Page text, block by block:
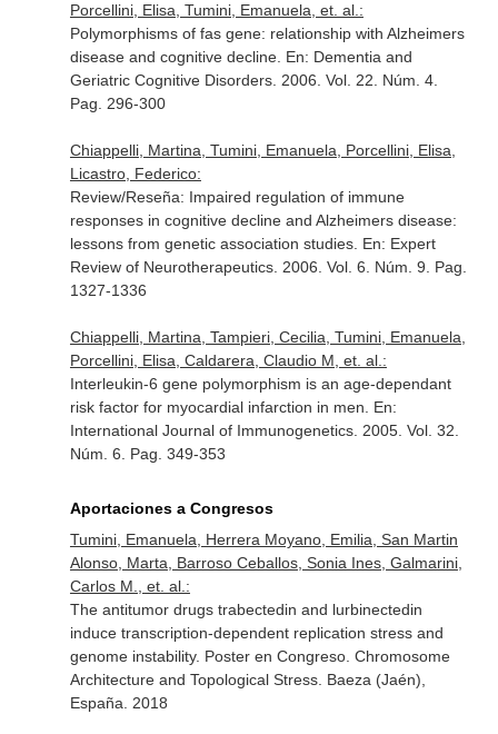
Porcellini, Elisa, Tumini, Emanuela, et. al.:
Polymorphisms of fas gene: relationship with Alzheimers
disease and cognitive decline. En: Dementia and
Geriatric Cognitive Disorders. 2006. Vol. 22. Núm. 4.
Pag. 296-300
Chiappelli, Martina, Tumini, Emanuela, Porcellini, Elisa,
Licastro, Federico:
Review/Reseña: Impaired regulation of immune
responses in cognitive decline and Alzheimers disease:
lessons from genetic association studies. En: Expert
Review of Neurotherapeutics. 2006. Vol. 6. Núm. 9. Pag.
1327-1336
Chiappelli, Martina, Tampieri, Cecilia, Tumini, Emanuela,
Porcellini, Elisa, Caldarera, Claudio M, et. al.:
Interleukin-6 gene polymorphism is an age-dependant
risk factor for myocardial infarction in men. En:
International Journal of Immunogenetics. 2005. Vol. 32.
Núm. 6. Pag. 349-353
Aportaciones a Congresos
Tumini, Emanuela, Herrera Moyano, Emilia, San Martin
Alonso, Marta, Barroso Ceballos, Sonia Ines, Galmarini,
Carlos M., et. al.:
The antitumor drugs trabectedin and lurbinectedin
induce transcription-dependent replication stress and
genome instability. Poster en Congreso. Chromosome
Architecture and Topological Stress. Baeza (Jaén),
España. 2018